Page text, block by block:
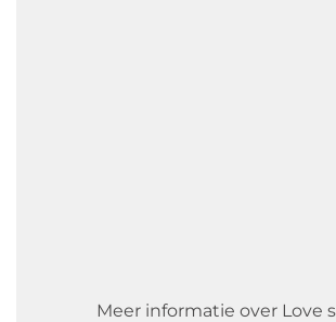
Meer informatie over Love